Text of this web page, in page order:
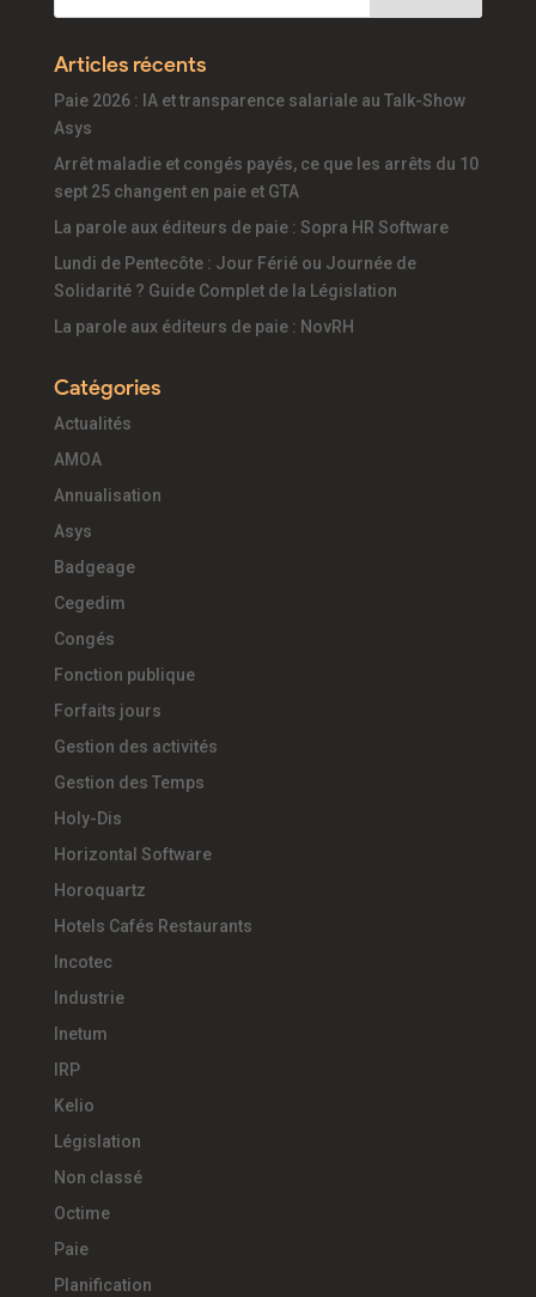
Articles récents
Paie 2026 : IA et transparence salariale au Talk-Show
Asys
Arrêt maladie et congés payés, ce que les arrêts du 10
sept 25 changent en paie et GTA
La parole aux éditeurs de paie : Sopra HR Software
Lundi de Pentecôte : Jour Férié ou Journée de
Solidarité ? Guide Complet de la Législation
La parole aux éditeurs de paie : NovRH
Catégories
Actualités
AMOA
Annualisation
Asys
Badgeage
Cegedim
Congés
Fonction publique
Forfaits jours
Gestion des activités
Gestion des Temps
Holy-Dis
Horizontal Software
Horoquartz
Hotels Cafés Restaurants
Incotec
Industrie
Inetum
IRP
Kelio
Législation
Non classé
Octime
Paie
Planification